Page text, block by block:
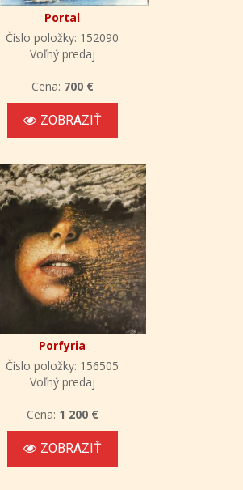
Portal
Číslo položky: 152090
Voľný predaj
Cena: 700 €
ZOBRAZIŤ
Porfyria
Číslo položky: 156505
Voľný predaj
Cena: 1 200 €
ZOBRAZIŤ